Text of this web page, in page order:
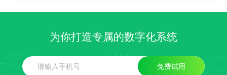
为你打造专属的数字化系统
免费试用